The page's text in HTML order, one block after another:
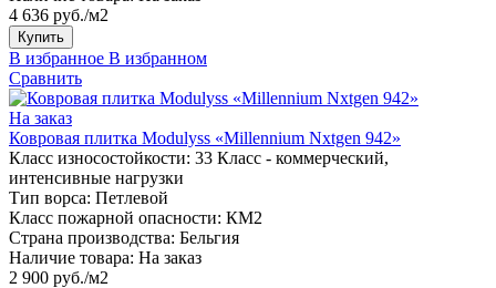
4 636 руб./м2
Купить
В избранное В избранном
Сравнить
На заказ
Ковровая плитка Modulyss «Millennium Nxtgen 942»
Класс износостойкости: 33 Класс - коммерческий,
интенсивные нагрузки
Тип ворса: Петлевой
Класс пожарной опасности: КМ2
Страна производства: Бельгия
Наличие товара: На заказ
2 900 руб./м2